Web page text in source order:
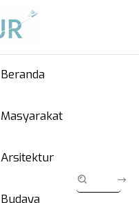
Beranda
Masyarakat
Arsitektur
Budaya